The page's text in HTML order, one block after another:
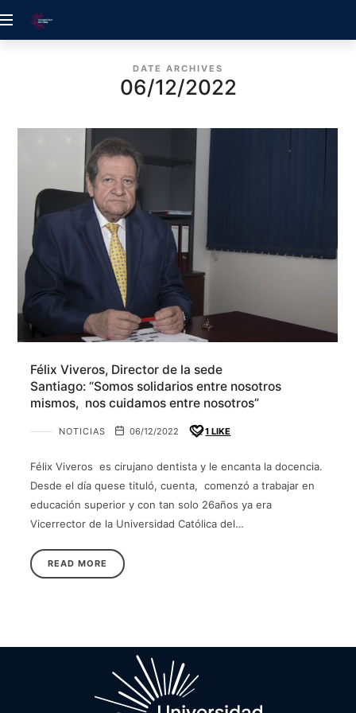
ACREDITACIÓN
DATE ARCHIVES
06/12/2022
Félix Viveros, Director de la sede
Santiago: “Somos solidarios entre nosotros
mismos, nos cuidamos entre nosotros”
NOTICIAS 06/12/2022 1 LIKE
Félix Viveros es cirujano dentista y le encanta la docencia.
Desde el día quese tituló, cuenta, comenzó a trabajar en
educación superior y con tan solo 26años ya era
Vicerrector de la Universidad Católica del…
READ MORE